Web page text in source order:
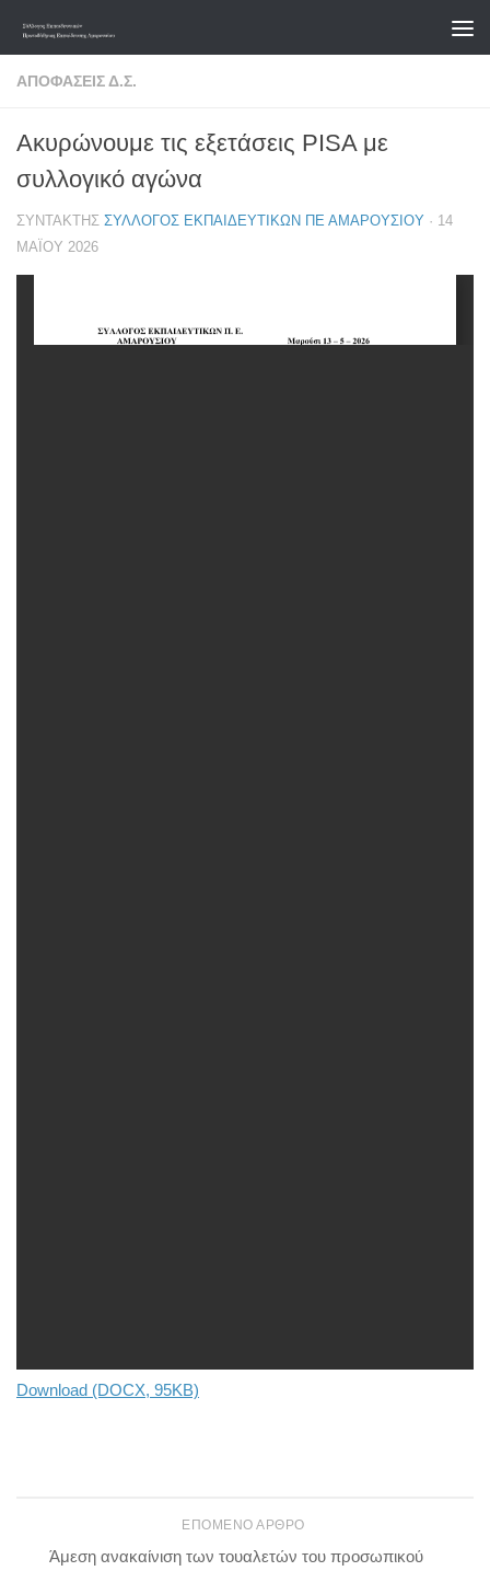
Skip to content
ΑΠΟΦΆΣΕΙΣ Δ.Σ.
Ακυρώνουμε τις εξετάσεις PISA με
συλλογικό αγώνα
ΣΥΝΤΆΚΤΗΣ ΣΎΛΛΟΓΟΣ ΕΚΠΑΙΔΕΥΤΙΚΏΝ ΠΕ ΑΜΑΡΟΥΣΊΟΥ · 14
ΜΑΪ́ΟΥ 2026
Download (DOCX, 95KB)
ΕΠΌΜΕΝΟ ΆΡΘΡΟ
Άμεση ανακαίνιση των τουαλετών του προσωπικού